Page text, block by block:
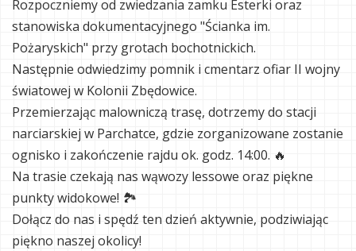
Rozpoczniemy od zwiedzania zamku Esterki oraz
stanowiska dokumentacyjnego "Ścianka im.
Pożaryskich" przy grotach bochotnickich.
Następnie odwiedzimy pomnik i cmentarz ofiar II wojny
światowej w Kolonii Zbędowice.
Przemierzając malowniczą trasę, dotrzemy do stacji
narciarskiej w Parchatce, gdzie zorganizowane zostanie
ognisko i zakończenie rajdu ok. godz. 14:00. 🔥
Na trasie czekają nas wąwozy lessowe oraz piękne
punkty widokowe! 🏞
Dołącz do nas i spędź ten dzień aktywnie, podziwiając
piękno naszej okolicy!